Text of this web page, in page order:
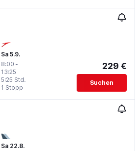
Sa 5.9.
8:00 -
13:25
1 Stopp
5:25 Std.
229 €
Suchen
Sa 22.8.